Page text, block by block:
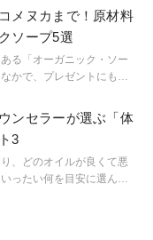
表記に隠された、海外産
いとは。
メヌカまで！原材料
ソープ5選
る「オーガニック・ソー
かで、プレゼントにも自
ンセラーが選ぶ「体
3
、どのオイルが良くて悪
ったい何を目安に選んだ